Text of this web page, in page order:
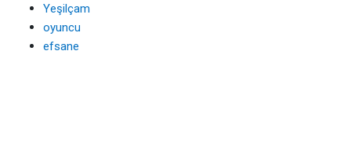
Yeşilçam
oyuncu
efsane